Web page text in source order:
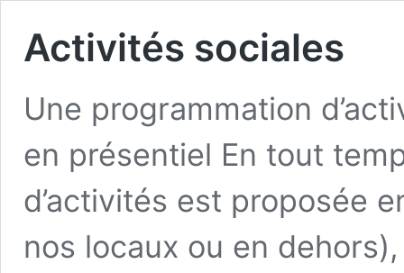
Activités sociales
Une programmation
en présentiel En tout
d’activités est proposée
nos locaux ou en